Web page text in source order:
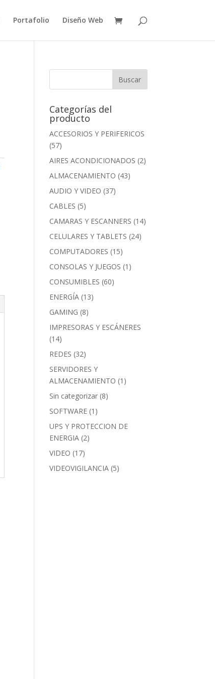
Portafolio Diseño Web
Categorías del
producto
ACCESORIOS Y PERIFERICOS
(57)
AIRES ACONDICIONADOS (2)
ALMACENAMIENTO (43)
AUDIO Y VIDEO (37)
CABLES (5)
CAMARAS Y ESCANNERS (14)
CELULARES Y TABLETS (24)
COMPUTADORES (15)
CONSOLAS Y JUEGOS (1)
CONSUMIBLES (60)
ENERGÍA (13)
GAMING (8)
IMPRESORAS Y ESCÁNERES
(14)
REDES (32)
SERVIDORES Y
ALMACENAMIENTO (1)
Sin categorizar (8)
SOFTWARE (1)
UPS Y PROTECCION DE
ENERGIA (2)
VIDEO (17)
VIDEOVIGILANCIA (5)